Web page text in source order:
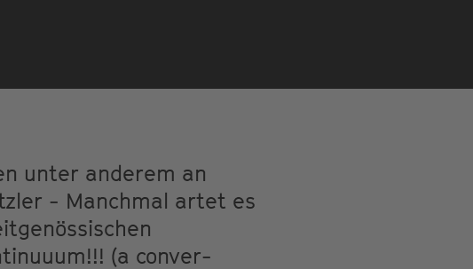
unter anderem an
- Manchmal artet es
(a conver-